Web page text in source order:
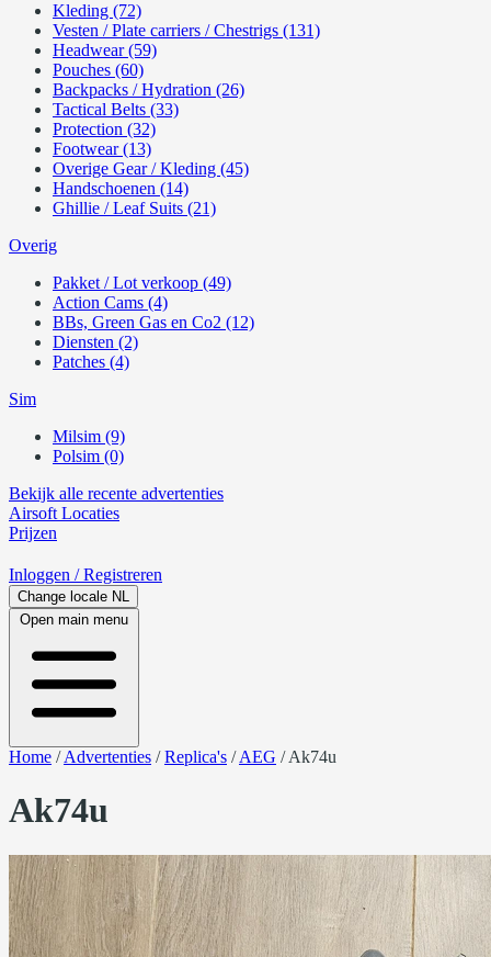
Kleding (72)
Vesten / Plate carriers / Chestrigs (131)
Headwear (59)
Pouches (60)
Backpacks / Hydration (26)
Tactical Belts (33)
Protection (32)
Footwear (13)
Overige Gear / Kleding (45)
Handschoenen (14)
Ghillie / Leaf Suits (21)
Overig
Pakket / Lot verkoop (49)
Action Cams (4)
BBs, Green Gas en Co2 (12)
Diensten (2)
Patches (4)
Sim
Milsim (9)
Polsim (0)
Bekijk alle recente advertenties
Airsoft Locaties
Prijzen
Inloggen / Registreren
Change locale NL
Open main menu
Home /Advertenties /Replica's /AEG /Ak74u
Ak74u